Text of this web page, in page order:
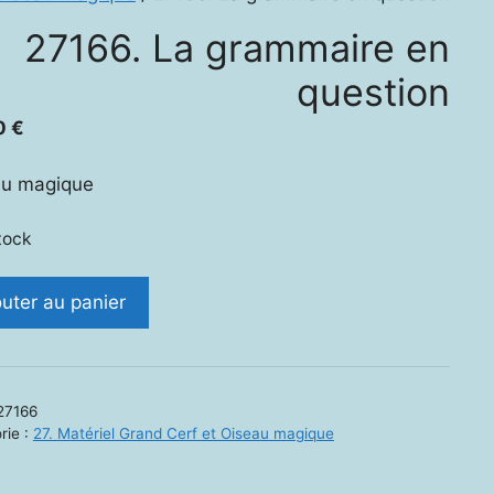
27166. La grammaire en
question
€
magique
au panier
: 27. Matériel Grand Cerf et Oiseau magique